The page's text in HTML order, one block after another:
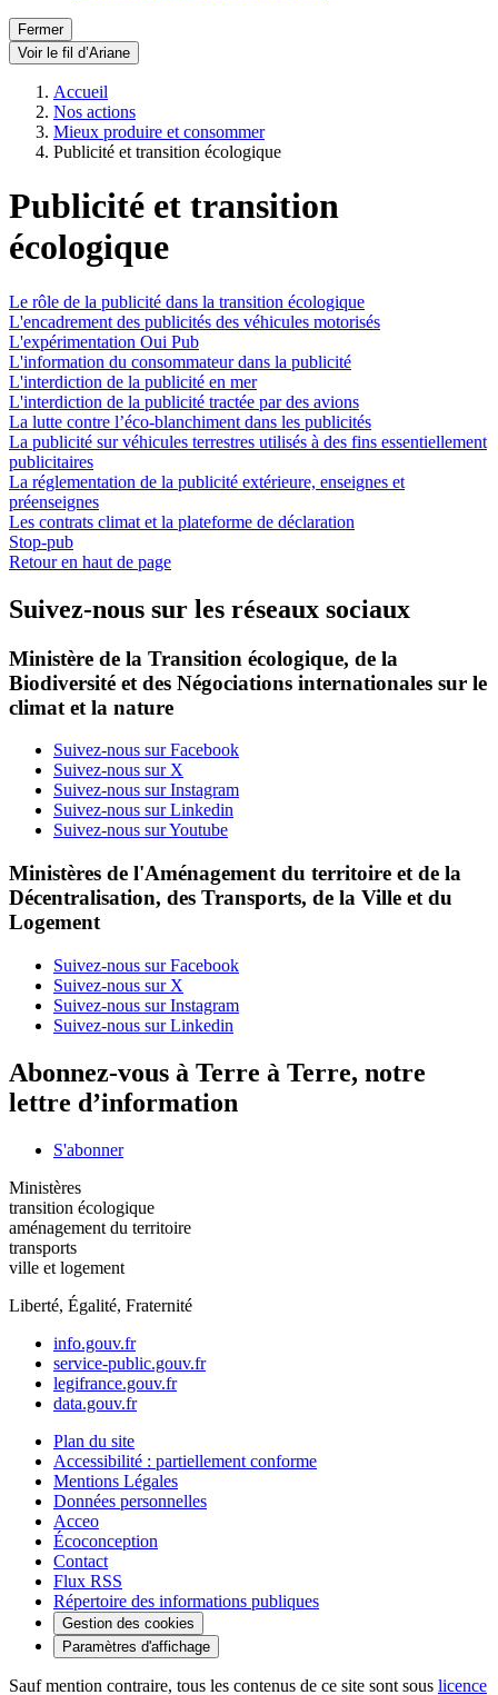
Fermer
Voir le fil d’Ariane
Accueil
Nos actions
Mieux produire et consommer
Publicité et transition écologique
Publicité et transition
écologique
Le rôle de la publicité dans la transition écologique
L'encadrement des publicités des véhicules motorisés
L'expérimentation Oui Pub
L'information du consommateur dans la publicité
L'interdiction de la publicité en mer
L'interdiction de la publicité tractée par des avions
La lutte contre l’éco-blanchiment dans les publicités
La publicité sur véhicules terrestres utilisés à des fins essentiellement
publicitaires
La réglementation de la publicité extérieure, enseignes et
préenseignes
Les contrats climat et la plateforme de déclaration
Stop-pub
Retour en haut de page
Suivez-nous sur les réseaux sociaux
Ministère de la Transition écologique, de la
Biodiversité et des Négociations internationales sur le
climat et la nature
Suivez-nous sur Facebook
Suivez-nous sur X
Suivez-nous sur Instagram
Suivez-nous sur Linkedin
Suivez-nous sur Youtube
Ministères de l'Aménagement du territoire et de la
Décentralisation, des Transports, de la Ville et du
Logement
Suivez-nous sur Facebook
Suivez-nous sur X
Suivez-nous sur Instagram
Suivez-nous sur Linkedin
Abonnez-vous à Terre à Terre, notre
lettre d’information
S'abonner
Ministères
transition écologique
aménagement du territoire
transports
ville et logement
Liberté, Égalité, Fraternité
info.gouv.fr
service-public.gouv.fr
legifrance.gouv.fr
data.gouv.fr
Plan du site
Accessibilité : partiellement conforme
Mentions Légales
Données personnelles
Acceo
Écoconception
Contact
Flux RSS
Répertoire des informations publiques
Gestion des cookies
Paramètres d'affichage
Sauf mention contraire, tous les contenus de ce site sont sous licence